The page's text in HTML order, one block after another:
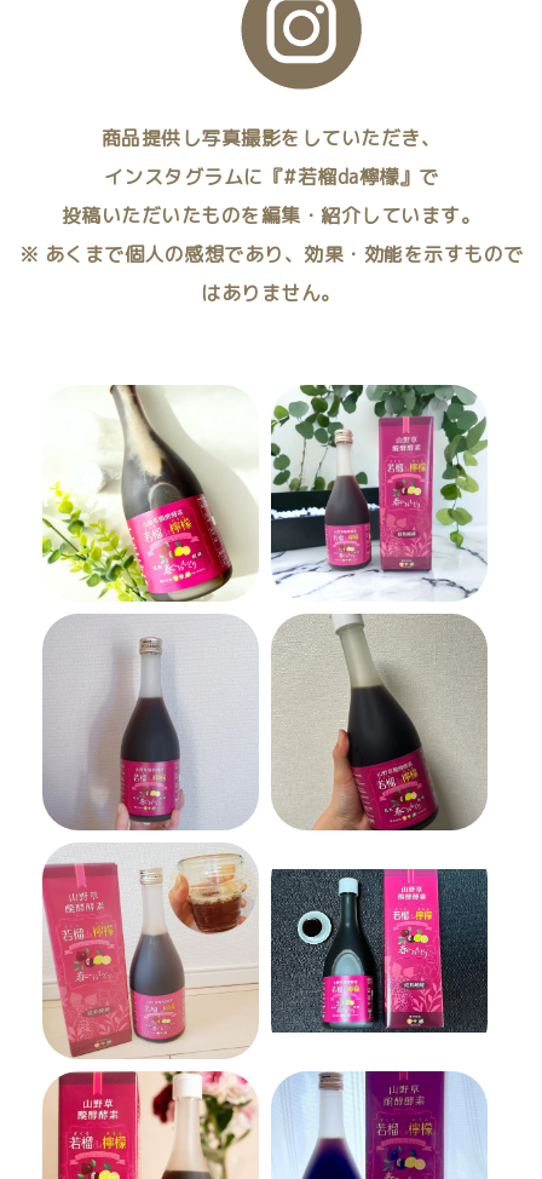
商品提供し写真撮影をしていただき、
インスタグラムに『#若榴da檸檬』で
投稿いただいたものを編集・紹介しています。
※ あくまで個人の感想であり、効果・効能を示すもので
はありません。